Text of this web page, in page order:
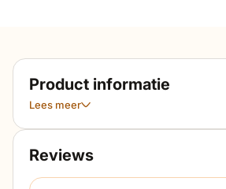
Product informatie
Lees meer
Reviews